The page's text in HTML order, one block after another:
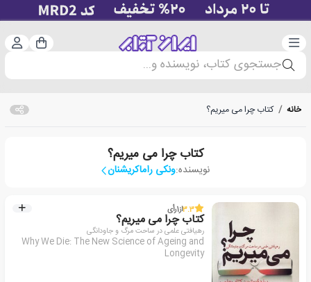
دسته‌بندی سبد
جستجوی کتاب، نویسنده و...
خانه / کتاب چرا می میریم؟
کتاب چرا می میریم؟
نویسنده:ونکی راماکریشنان
3.3از1رأی
کتاب چرا می میریم؟
رهیافتی علمی در ساحت مرگ و جاودانگی
Why We Die: The New Science of Ageing and
Longevity